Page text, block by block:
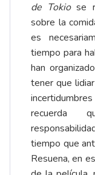
de Tokiose
sobre la
es
tiempo para
han
tener que
recuerda
tiempo que
Resuena, en